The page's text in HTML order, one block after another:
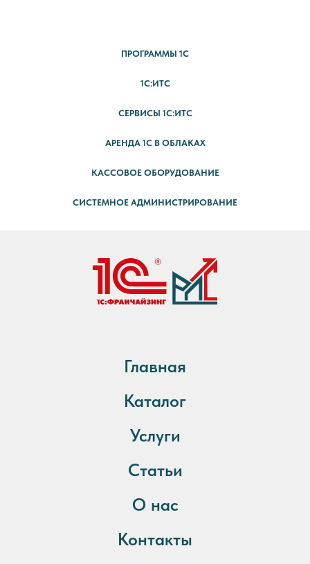
ПРОГРАММЫ 1С
1С:ИТС
СЕРВИСЫ 1С:ИТС
АРЕНДА 1С В ОБЛАКАХ
КАССОВОЕ ОБОРУДОВАНИЕ
СИСТЕМНОЕ АДМИНИСТРИРОВАНИЕ
Главная
Каталог
Услуги
Статьи
О нас
Контакты